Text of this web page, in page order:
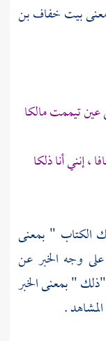
بيتخفاف بن
تيممت مالكا
إنني أنا ذلكا
الكتاب " بمعنى
وجه الخبر عن
" بمعنى الخبر
.